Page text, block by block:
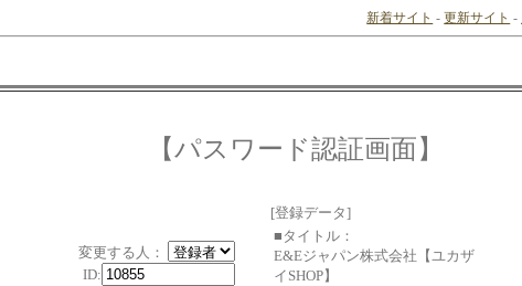
新着サイト -更新サイト -
【パスワード認証画面】
変更する人：
ID:
[登録データ]
■タイトル：
E&Eジャパン株式会社【ユカザ
イSHOP】